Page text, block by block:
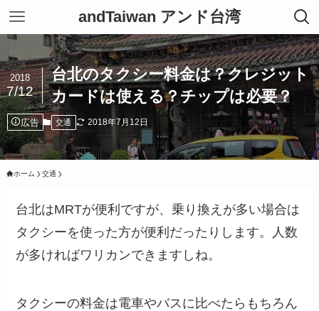
andTaiwan アンド台湾
台北のタクシー料金は？クレジット
カードは使える？チップは必要？
2018
7/12
広告 交通 2018年7月12日
ホーム 交通
台北はMRTが便利ですが、乗り換えが多い場合は
タクシーを使った方が便利だったりします。人数
が多ければワリカンできますしね。
タクシーの料金は電車やバスに比べたらもちろん